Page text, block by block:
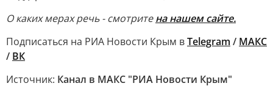
О каких мерах речь - смотритена нашем сайте.
Подписаться на РИА Новости Крым вTelegram / МАКС
/ ВК
Источник: Канал в МАКС "РИА Новости Крым"